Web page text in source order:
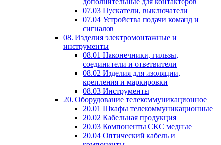
07.03 Пускатели, выключатели
07.04 Устройства подачи команд и
сигналов
08. Изделия электромонтажные и
инструменты
08.01 Наконечники, гильзы,
соединители и ответвители
08.02 Изделия для изоляции,
крепления и маркировки
08.03 Инструменты
20. Оборудование телекоммуникационное
20.01 Шкафы телекоммуникационные
20.02 Кабельная продукция
20.03 Компоненты СКС медные
20.04 Оптический кабель и